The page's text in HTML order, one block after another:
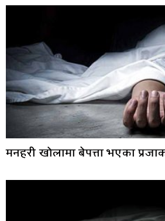
मनहरी खोलामा बेपत्ता भएका